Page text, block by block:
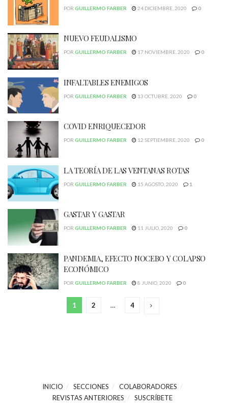
POR GUILLERMO FARBER 24 DICIEMBRE, 2020 0
NUEVO FEUDALISMO
POR GUILLERMO FARBER 17 NOVIEMBRE, 2020 0
INFALTABLES ENEMIGOS
POR GUILLERMO FARBER 13 OCTUBRE, 2020 0
COVID ENRIQUECEDOR
POR GUILLERMO FARBER 12 SEPTIEMBRE, 2020 0
LA TEORÍA DE LAS VENTANAS ROTAS
POR GUILLERMO FARBER 15 AGOSTO, 2020 1
GASTAR Y GASTAR
POR GUILLERMO FARBER 11 JULIO, 2020 0
PANDEMIA, EFECTO NOCEBO Y COLAPSO
ECONÓMICO
POR GUILLERMO FARBER 8 JUNIO, 2020 0
1 2 … 4
INICIO SECCIONES
COLABORADORES
REVISTAS ANTERIORES
SUSCRÍBETE